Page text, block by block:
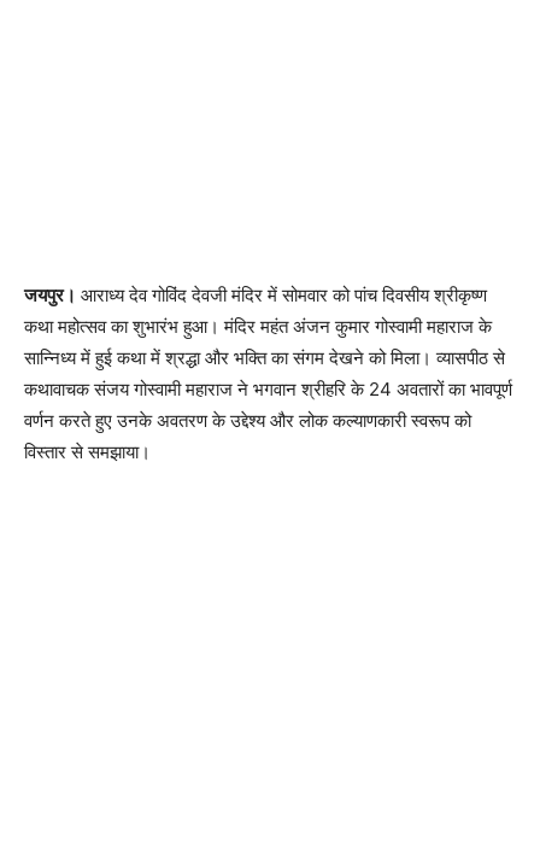
जयपुर। आराध्य देव गोविंद देवजी मंदिर में सोमवार को पांच दिवसीय श्रीकृष्ण
कथा महोत्सव का शुभारंभ हुआ। मंदिर महंत अंजन कुमार गोस्वामी महाराज के
सान्निध्य में हुई कथा में श्रद्धा और भक्ति का संगम देखने को मिला। व्यासपीठ से
कथावाचक संजय गोस्वामी महाराज ने भगवान श्रीहरि के 24 अवतारों का भावपूर्ण
वर्णन करते हुए उनके अवतरण के उद्देश्य और लोक कल्याणकारी स्वरूप को
विस्तार से समझाया।